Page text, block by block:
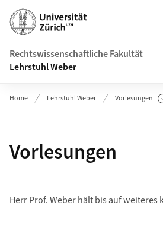
Header
Rechtswissenschaftliche Fakultät
Lehrstuhl Weber
Home Lehrstuhl Weber Vorlesungen
Unterseiten
Vorlesungen
Herr Prof. Weber hält bis auf weiteres